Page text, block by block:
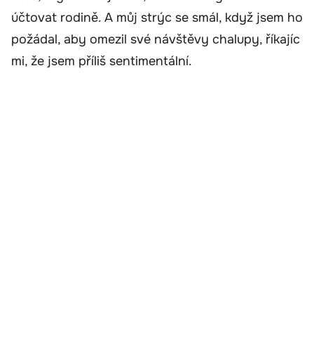
účtovat rodině. A můj strýc se smál, když jsem ho
požádal, aby omezil své návštěvy chalupy, říkajíc
mi, že jsem příliš sentimentální.